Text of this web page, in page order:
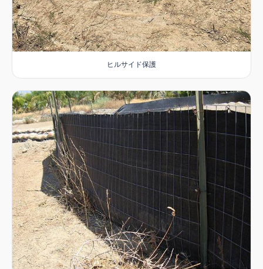
ヒルサイド保護